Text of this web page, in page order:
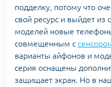
подделку, потому что
свой ресурс и выйдет из
моделей новые
совмещенным с
варианты айфонов и
серия оснащены
защищает экран. Но в